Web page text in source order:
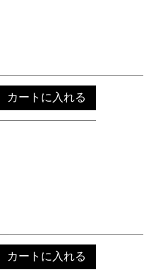
カートに入れる
カートに入れる